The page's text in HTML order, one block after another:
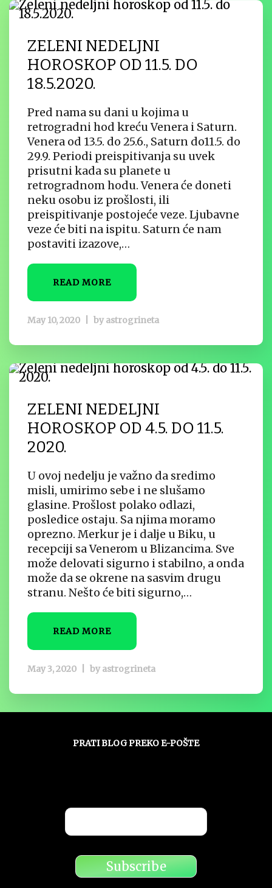
ZELENI NEDELJNI
HOROSKOP OD 11.5. DO
18.5.2020.
Pred nama su dani u kojima u
retrogradni hod kreću Venera i Saturn.
Venera od 13.5. do 25.6., Saturn do11.5. do
29.9. Periodi preispitivanja su uvek
prisutni kada su planete u
retrogradnom hodu. Venera će doneti
neku osobu iz prošlosti, ili
preispitivanje postojeće veze. Ljubavne
veze će biti na ispitu. Saturn će nam
postaviti izazove,…
READ MORE
May 10, 2020 by astrogrineta
ZELENI NEDELJNI
HOROSKOP OD 4.5. DO 11.5.
2020.
U ovoj nedelju je važno da sredimo
misli, umirimo sebe i ne slušamo
glasine. Prošlost polako odlazi,
posledice ostaju. Sa njima moramo
oprezno. Merkur je i dalje u Biku, u
recepciji sa Venerom u Blizancima. Sve
može delovati sigurno i stabilno, a onda
može da se okrene na sasvim drugu
stranu. Nešto će biti sigurno,…
READ MORE
May 3, 2020 by astrogrineta
PRATI BLOG PREKO E-POŠTE